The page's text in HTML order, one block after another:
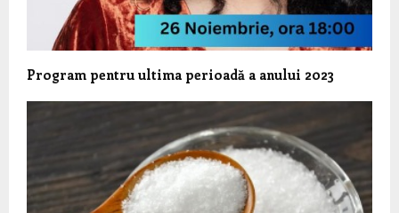
Program pentru ultima perioadă a anului 2023